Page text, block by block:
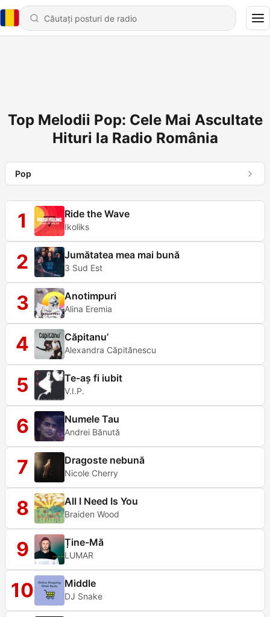
Top Melodii Pop: Cele Mai Ascultate
Hituri la Radio România
Pop
1 Ride the Wave
Ikoliks
2 Jumătatea mea mai bună
3 Sud Est
3 Anotimpuri
Alina Eremia
4 Căpitanu’
Alexandra Căpitănescu
5 Te-aș fi iubit
V.I.P.
6 Numele Tau
Andrei Bănută
7 Dragoste nebună
Nicole Cherry
8 All I Need Is You
Braiden Wood
9 Ține-Mă
LUMAR
10 Middle
DJ Snake